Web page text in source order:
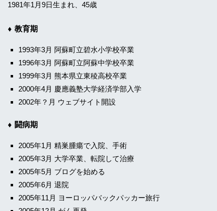
1981年1月9日生まれ、 45歳
教育期
1993年3月 阿蘇町立碧水小学校卒業
1996年3月 阿蘇町立阿蘇中学校卒業
1999年3月 熊本県立東稜高校卒業
2000年4月 慶應義塾大学経済学部入学
2002年？月 ウェブサイト開設
闘病期
2005年1月 精巣腫瘍で入院、手術
2005年3月 大学卒業、転院して治療
2005年5月 ブログを始める
2005年6月 退院
2005年11月 ヨーロッパバックパッカー旅行